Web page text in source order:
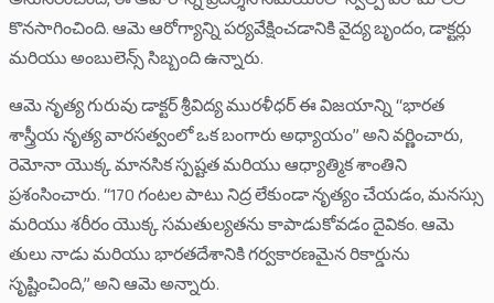
కొనసాగించింది. ఆమె ఆరోగ్యాన్ని పర్యవేక్షించడానికి వైద్య బృందం, డాక్టర్లు
మరియు అంబులెన్స్ సిబ్బంది ఉన్నారు.
ఆమె నృత్య గురువు డాక్టర్ శ్రీవిద్య మురళీధర్ ఈ విజయాన్ని “భారత
శాస్త్రీయ నృత్య వారసత్వంలో ఒక బంగారు అధ్యాయం” అని వర్ణించారు,
రెమోనా యొక్క మానసిక స్పష్టత మరియు ఆధ్యాత్మిక శాంతిని
ప్రశంసించారు. “170 గంటల పాటు నిద్ర లేకుండా నృత్యం చేయడం, మనస్సు
మరియు శరీరం యొక్క సమతుల్యతను కాపాడుకోవడం దైవికం. ఆమె
తులు నాడు మరియు భారతదేశానికి గర్వకారణమైన రికార్డును
సృష్టించింది,” అని ఆమె అన్నారు.